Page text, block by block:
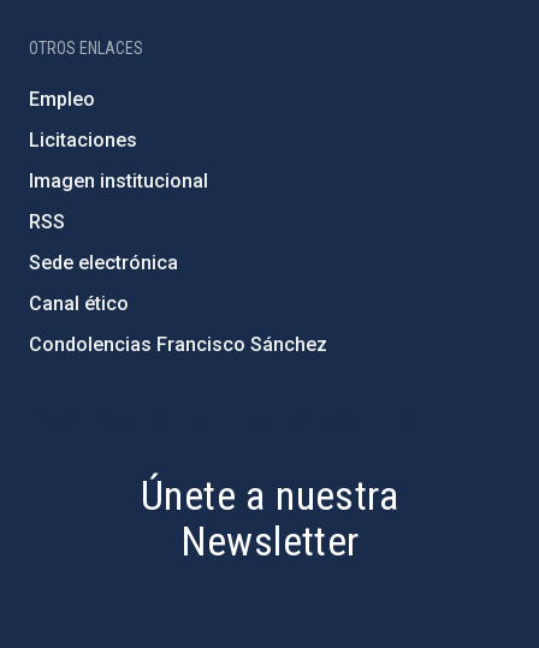
OTROS ENLACES
Empleo
Licitaciones
Imagen institucional
RSS
Sede electrónica
Canal ético
Condolencias Francisco Sánchez
Únete a nuestra
Newsletter